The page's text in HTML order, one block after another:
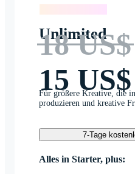
Unlimited
18 US$
15 US$
Für größere Kreative, die
produzieren und kreative
7-Tage
Alles in Starter, plus: